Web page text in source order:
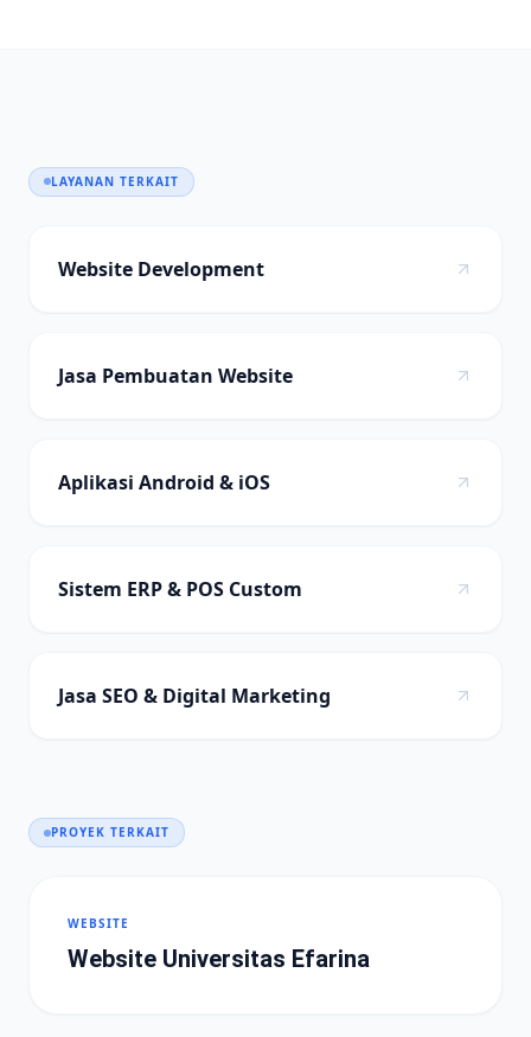
LAYANAN TERKAIT
Website Development
Jasa Pembuatan Website
Aplikasi Android & iOS
Sistem ERP & POS Custom
Jasa SEO & Digital Marketing
PROYEK TERKAIT
WEBSITE
Website Universitas Efarina